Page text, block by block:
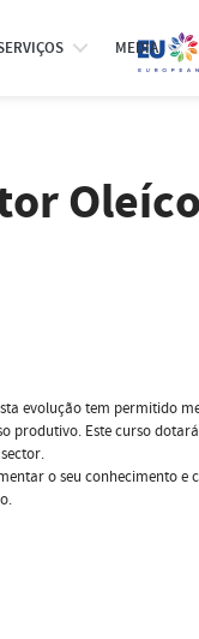
MEDIA
evolução tem permitido
produtivo. Este curso
o seu conhecimento e